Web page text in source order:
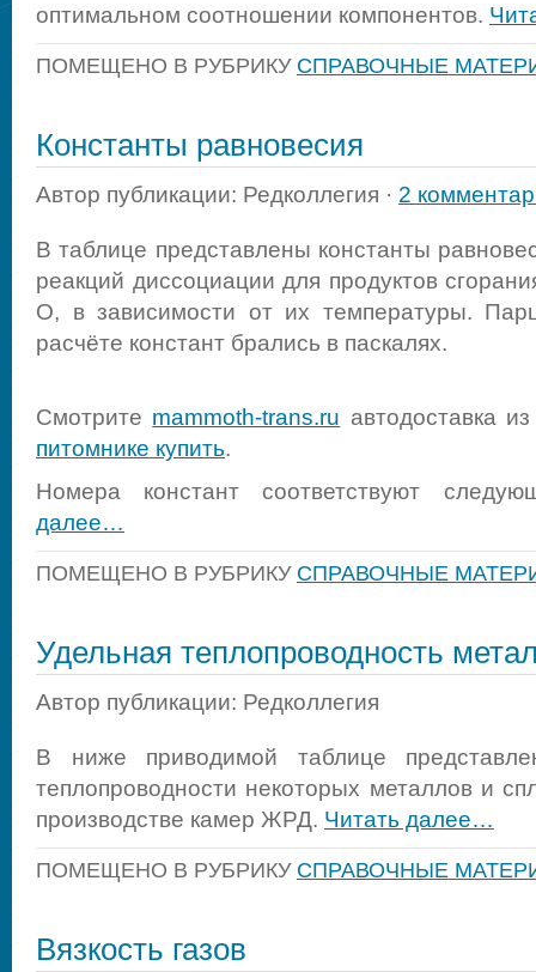
оптимальном соотношении компонентов.
ПОМЕЩЕНО В РУБРИКУ СПРАВОЧНЫЕ
Константы равновесия
Автор публикации: Редколлегия · 2
В таблице представлены константы
реакций диссоциации для продуктов
O, в зависимости от их температуры.
расчёте констант брались в паскалях.
Смотрите mammoth-trans.ru автодоставка
питомнике купить.
Номера констант соответствуют
далее…
ПОМЕЩЕНО В РУБРИКУ СПРАВОЧНЫЕ
Удельная теплопроводность
Автор публикации: Редколлегия
В ниже приводимой таблице
теплопроводности некоторых металлов и
производстве камер ЖРД. Читать далее…
ПОМЕЩЕНО В РУБРИКУ СПРАВОЧНЫЕ
Вязкость газов